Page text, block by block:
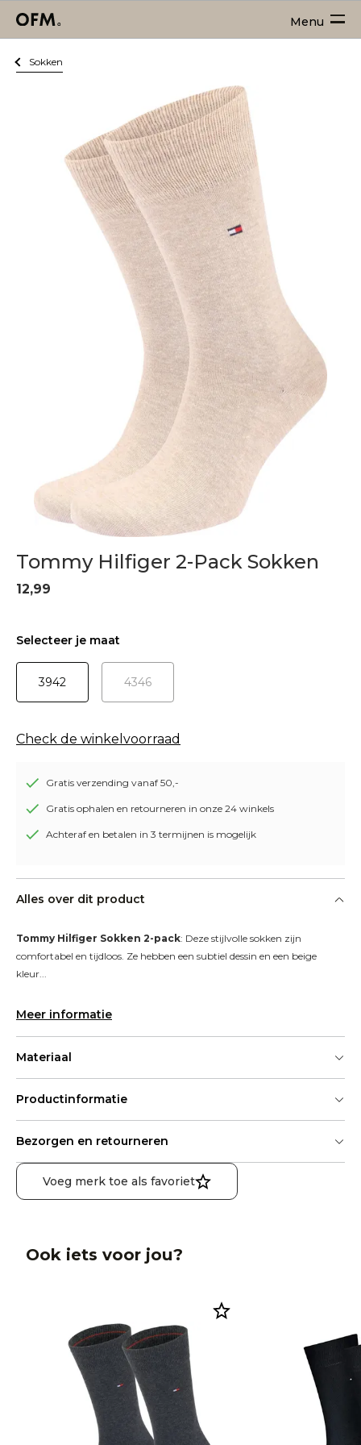
Menu
Sokken
Tommy Hilfiger 2-Pack Sokken
12,99
Selecteer je maat
3942 4346
Check de winkelvoorraad
Gratis verzending vanaf 50,-
Gratis ophalen en retourneren in onze 24 winkels
Achteraf en betalen in 3 termijnen is mogelijk
Alles over dit product
Tommy Hilfiger Sokken 2-pack: Deze stijlvolle sokken zijn
comfortabel en tijdloos. Ze hebben een subtiel dessin en een beige
kleur...
Meer informatie
Materiaal
Productinformatie
Bezorgen en retourneren
Voeg merk toe als favoriet
Ook iets voor jou?